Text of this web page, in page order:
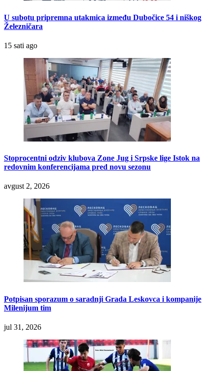
U subotu pripremna utakmica između Dubočice 54 i niškog
Železničara
15 sati ago
Stoprocentni odziv klubova Zone Jug i Srpske lige Istok na
redovnim konferencijama pred novu sezonu
avgust 2, 2026
Potpisan sporazum o saradnji Grada Leskovca i kompanije
Milenijum tim
jul 31, 2026